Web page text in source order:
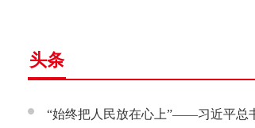
头条
“始终把人民放在心上”——习近平总